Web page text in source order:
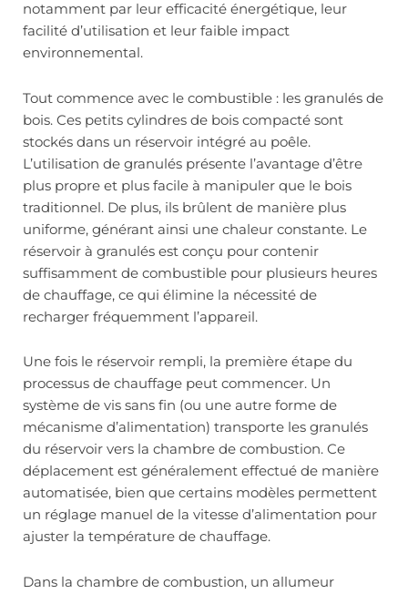
notamment par leur efficacité énergétique, leur
facilité d’utilisation et leur faible impact
environnemental.
Tout commence avec le combustible : les granulés de
bois. Ces petits cylindres de bois compacté sont
stockés dans un réservoir intégré au poêle.
L’utilisation de granulés présente l’avantage d’être
plus propre et plus facile à manipuler que le bois
traditionnel. De plus, ils brûlent de manière plus
uniforme, générant ainsi une chaleur constante. Le
réservoir à granulés est conçu pour contenir
suffisamment de combustible pour plusieurs heures
de chauffage, ce qui élimine la nécessité de
recharger fréquemment l’appareil.
Une fois le réservoir rempli, la première étape du
processus de chauffage peut commencer. Un
système de vis sans fin (ou une autre forme de
mécanisme d’alimentation) transporte les granulés
du réservoir vers la chambre de combustion. Ce
déplacement est généralement effectué de manière
automatisée, bien que certains modèles permettent
un réglage manuel de la vitesse d’alimentation pour
ajuster la température de chauffage.
Dans la chambre de combustion, un allumeur